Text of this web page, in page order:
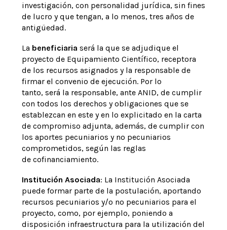
investigación, con personalidad jurídica, sin fines
de lucro y que tengan, a lo menos, tres años de
antigüedad.
La beneficiaria será la que se adjudique el
proyecto de Equipamiento Científico, receptora
de los recursos asignados y la responsable de
firmar el convenio de ejecución. Por lo
tanto, será la responsable, ante ANID, de cumplir
con todos los derechos y obligaciones que se
establezcan en este y en lo explicitado en la carta
de compromiso adjunta, además, de cumplir con
los aportes pecuniarios y no pecuniarios
comprometidos, según las reglas
de cofinanciamiento.
Institución Asociada: La Institución Asociada
puede formar parte de la postulación, aportando
recursos pecuniarios y/o no pecuniarios para el
proyecto, como, por ejemplo, poniendo a
disposición infraestructura para la utilización del